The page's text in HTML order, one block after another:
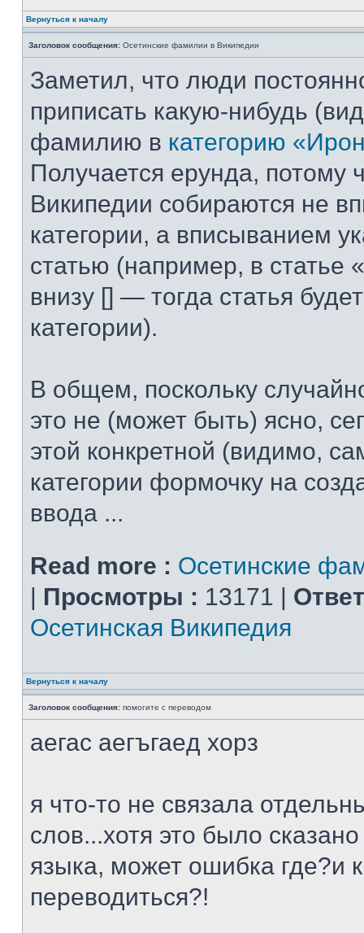
Вернуться к началу
Заголовок сообщения: Осетинские фамилии в Википедии
Заметил, что люди
приписать какую-нибудь
фамилию в категорию
Получается ерунда, потому
Википедии собираются не
категории, а вписыванием
статью (например, в статье
внизу [] — тогда статья
категории).
В общем, поскольку
это не (может быть) ясно,
этой конкретной (видимо,
категории формочку на
ввода ...
Read more : Осетинские
| Просмотры : 13171 |
Осетинская Википедия
Вернуться к началу
Заголовок сообщения: помогите с переводом
аeгас аeгъгаeд хорз
я что-то не связала
слов...хотя это было
языка, может ошибка где?и
переводиться?!